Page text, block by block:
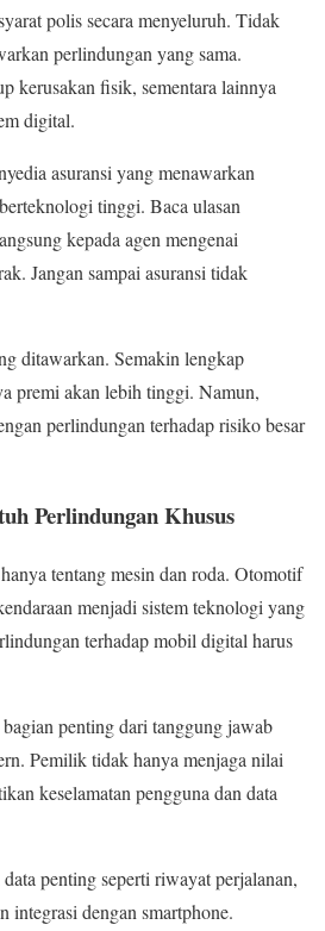
polis secara menyeluruh. Tidak
perlindungan yang sama.
kerusakan fisik, sementara lainnya
digital.
asuransi yang menawarkan
tinggi. Baca ulasan
kepada agen mengenai
Jangan sampai asuransi tidak
ditawarkan. Semakin lengkap
premi akan lebih tinggi. Namun,
perlindungan terhadap risiko besar
Perlindungan Khusus
tentang mesin dan roda. Otomotif
menjadi sistem teknologi yang
terhadap mobil digital harus
penting dari tanggung jawab
Pemilik tidak hanya menjaga nilai
keselamatan pengguna dan data
penting seperti riwayat perjalanan,
integrasi dengan smartphone.